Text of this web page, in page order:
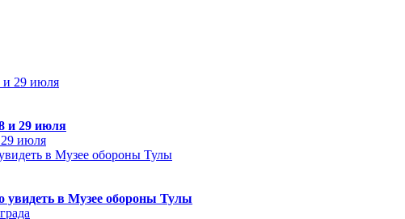
и 29 июля
июля
увидеть в Музее обороны Тулы